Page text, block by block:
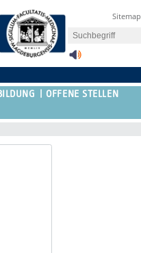
Sitemap
OFFENE STELLEN